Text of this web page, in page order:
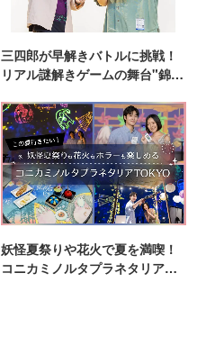
三四郎が早解きバトルに挑戦！
リアル謎解きゲームの舞台"錦糸
妖怪夏祭りや花火で夏を満喫！
コニカミノルタプラネタリア